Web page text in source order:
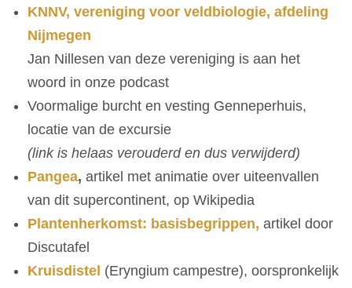
KNNV, vereniging voor veldbiologie, afdeling
Nijmegen
Jan Nillesen van deze vereniging is aan het
woord in onze podcast
Voormalige burcht en vesting Genneperhuis,
locatie van de excursie
(link is helaas verouderd en dus verwijderd)
Pangea, artikel met animatie over uiteenvallen
van dit supercontinent, op Wikipedia
Plantenherkomst: basisbegrippen, artikel door
Discutafel
Kruisdistel (Eryngium campestre), oorspronkelijk